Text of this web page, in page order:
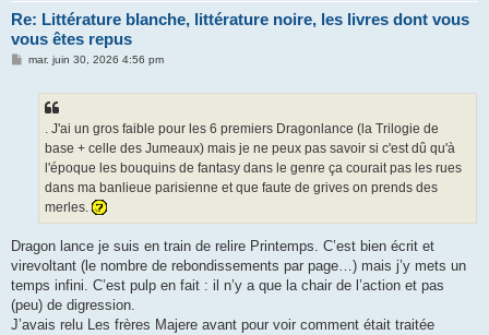
Re: Littérature blanche, littérature noire, les livres dont vous
vous êtes repus
Mmar. juin 30, 2026 4:56 pm
. J'ai un gros faible pour les 6 premiers Dragonlance (la Trilogie de
base + celle des Jumeaux) mais je ne peux pas savoir si c'est dû qu'à
l'époque les bouquins de fantasy dans le genre ça courait pas les rues
dans ma banlieue parisienne et que faute de grives on prends des
merles.
Dragon lance je suis en train de relire Printemps. C’est bien écrit et
virevoltant (le nombre de rebondissements par page…) mais j’y mets un
temps infini. C’est pulp en fait : il n’y a que la chair de l’action et pas
(peu) de digression.
J’avais relu Les frères Majere avant pour voir comment était traitée